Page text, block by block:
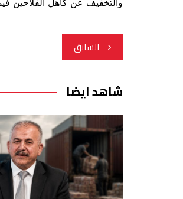
تصفّح
المقالات
السابق
شاهد ايضا